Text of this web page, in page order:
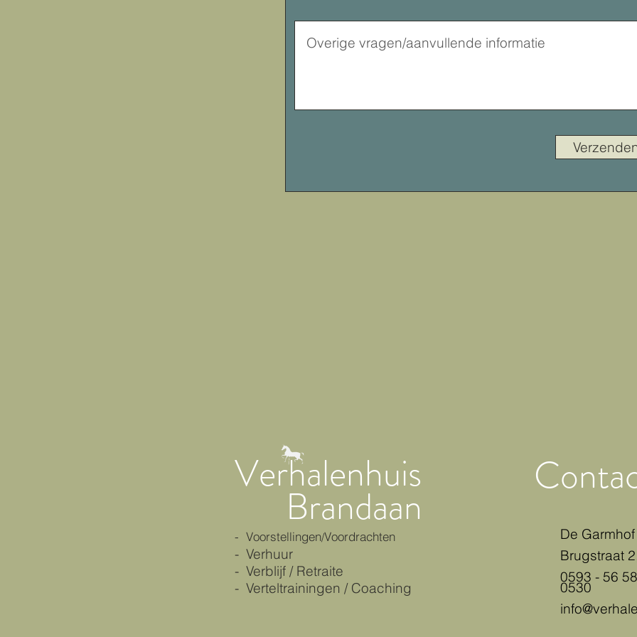
Verhalenhuis
Brandaan
- Voorstellingen/Voordrachten
- Verhuur
- Verblijf / Retraite
- Verteltrainingen / Coaching
De Garmhof
Brugstraat
0593 - 56
0530